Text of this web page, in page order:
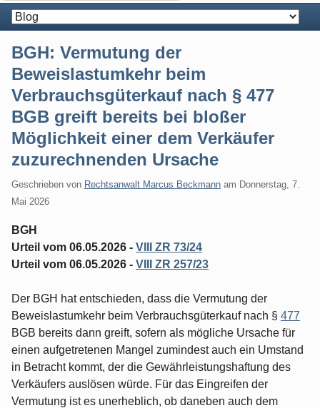
BGH: Vermutung der
Beweislastumkehr beim
Verbrauchsgüterkauf nach § 477
BGB greift bereits bei bloßer
Möglichkeit einer dem Verkäufer
zuzurechnenden Ursache
Geschrieben von Rechtsanwalt Marcus Beckmann am Donnerstag, 7.
Mai 2026
BGH
Urteil vom 06.05.2026 - VIII ZR 73/24
Urteil vom 06.05.2026 - VIII ZR 257/23
Der BGH hat entschieden, dass die Vermutung der
Beweislastumkehr beim Verbrauchsgüterkauf nach § 477
BGB bereits dann greift, sofern als mögliche Ursache für
einen aufgetretenen Mangel zumindest auch ein Umstand
in Betracht kommt, der die Gewährleistungshaftung des
Verkäufers auslösen würde. Für das Eingreifen der
Vermutung ist es unerheblich, ob daneben auch dem